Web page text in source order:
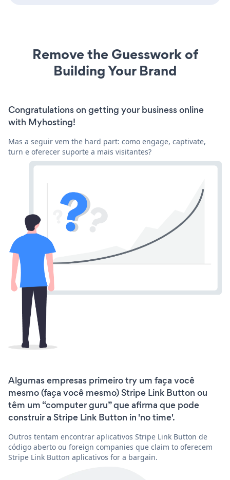
Remove the Guesswork of
Building Your Brand
Congratulations on getting your business online
with Myhosting!
Mas a seguir vem the hard part: como engage, captivate,
turn e oferecer suporte a mais visitantes?
Algumas empresas primeiro try um faça você
mesmo (faça você mesmo) Stripe Link Button ou
têm um “computer guru” que afirma que pode
construir a Stripe Link Button in 'no time'.
Outros tentam encontrar aplicativos Stripe Link Button de
código aberto ou foreign companies que claim to oferecem
Stripe Link Button aplicativos for a bargain.